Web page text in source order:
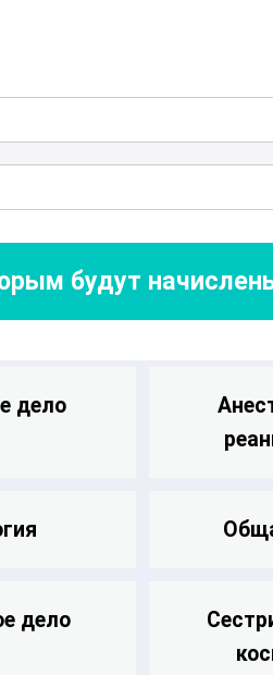
часа и
осмотров
будут
дело
дело